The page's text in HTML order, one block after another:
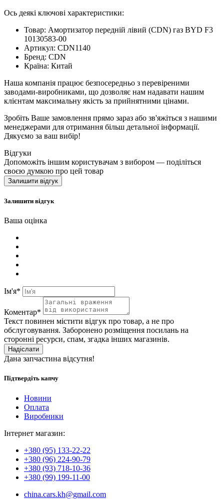
Ось деякі ключові характеристики:
Товар: Амортизатор передній лівий (CDN) газ BYD F3
10130583-00
Артикул: CDN1140
Бренд: CDN
Країна: Китай
Наша компанія працює безпосередньо з перевіреними
заводами-виробниками, що дозволяє нам надавати нашим
клієнтам максимальну якість за прийнятними цінами.
Зробіть Ваше замовлення прямо зараз або зв'яжіться з нашими
менеджерами для отримання більш детальної інформації.
Дякуємо за ваш вибір!
Відгуки
Допоможіть іншим користувачам з вибором — поділіться
своєю думкою про цей товар
Залишити відгук
Залишити відгук
Ваша оцінка
Ім'я*
Коментар*
Текст повинен містити відгук про товар, а не про
обслуговування. Заборонено розміщення посилань на
сторонні ресурси, спам, згадка інших магазинів.
Надіслати
Дана запчастина відсутня!
Підтвердіть капчу
Новини
Оплата
Виробники
Інтернет магазин:
+380 (95) 133-22-22
+380 (96) 224-90-79
+380 (93) 718-10-36
+380 (99) 199-11-00
china.cars.kh@gmail.com